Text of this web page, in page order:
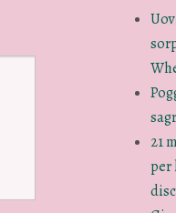
21
per